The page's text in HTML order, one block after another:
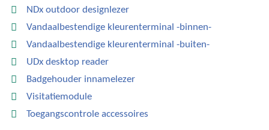
NDx outdoor designlezer
Vandaalbestendige kleurenterminal -binnen-
Vandaalbestendige kleurenterminal -buiten-
UDx desktop reader
Badgehouder innamelezer
Visitatiemodule
Toegangscontrole accessoires